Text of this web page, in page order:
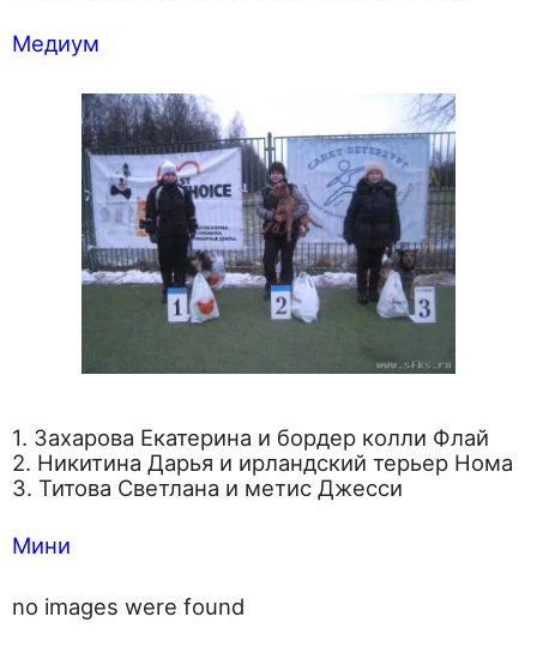
Медиум
1. Захарова Екатерина и бордер колли Флай
2. Никитина Дарья и ирландский терьер Нома
3. Титова Светлана и метис Джесси
Мини
no images were found